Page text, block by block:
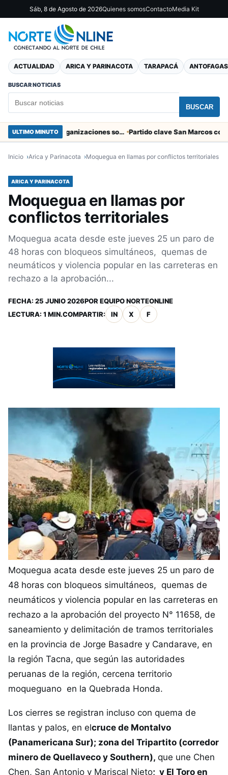
Sáb, 8 de Agosto de 2026Quienes somosContactoMedia Kit
ACTUALIDAD ARICA Y PARINACOTA TARAPACÁ
BUSCAR NOTICIAS
BUSCAR
ULTIMO MINUTO Entregaron fibra óptica gratuita a organizaciones sociales de Arica
Inicio Arica y Parinacota Moquegua en llamas por conflictos territoriales
ARICA Y PARINACOTA
Moquegua en llamas por
conflictos territoriales
Moquegua acata desde este jueves 25 un paro de
48 horas con bloqueos simultáneos, quemas de
neumáticos y violencia popular en las carreteras en
rechazo a la aprobación...
FECHA: 25 JUNIO 2026POR EQUIPO NORTEONLINE
LECTURA: 1 MIN.COMPARTIR: IN X F
Moquegua acata desde este jueves 25 un paro de
48 horas con bloqueos simultáneos, quemas de
neumáticos y violencia popular en las carreteras en
rechazo a la aprobación del proyecto N° 11658, de
saneamiento y delimitación de tramos territoriales
en la provincia de Jorge Basadre y Candarave, en
la región Tacna, que según las autoridades
peruanas de la región, cercena territorio
moqueguano en la Quebrada Honda.
Los cierres se registran incluso con quema de
llantas y palos, en elcruce de Montalvo
(Panamericana Sur); zona del Tripartito (corredor
minero de Quellaveco y Southern), que une Chen
Chen, San Antonio y Mariscal Nieto; y El Toro en